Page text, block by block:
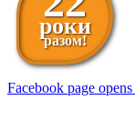
роки
разом!
Facebook page